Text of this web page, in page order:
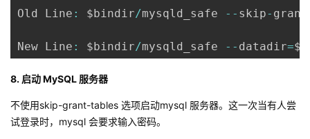
Old Line : $bindir/mysqld_safe -- skip- grant
New Line : $bindir/mysqld_safe -- datadir=
8. 启动 MySQL 服务器
不使用skip-grant-tables 选项启动mysql 服务器。这一次当有人尝
试登录时，mysql 会要求输入密码。